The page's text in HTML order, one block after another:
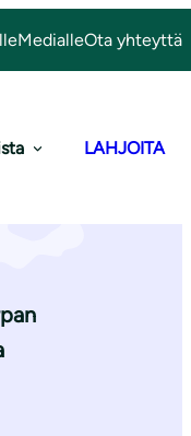
MedialleOta yhteyttä
LAHJOITA